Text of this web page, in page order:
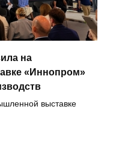
на
«Иннопром»
выставке